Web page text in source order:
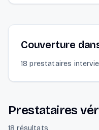
Couverture
18 prestataires
Prestataires
18 résultats